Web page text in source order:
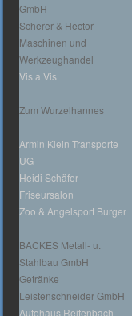
GmbH
Scherer & Hector
Maschinen und
Werkzeughandel
Vis a Vis
Zum Wurzelhannes
Armin Klein Transporte
UG
Heidi Schäfer
Friseursalon
Zoo & Angelsport Burger
BACKES Metall- u.
Stahlbau GmbH
Getränke
Leistenschneider GmbH
Autohaus Reitenbach